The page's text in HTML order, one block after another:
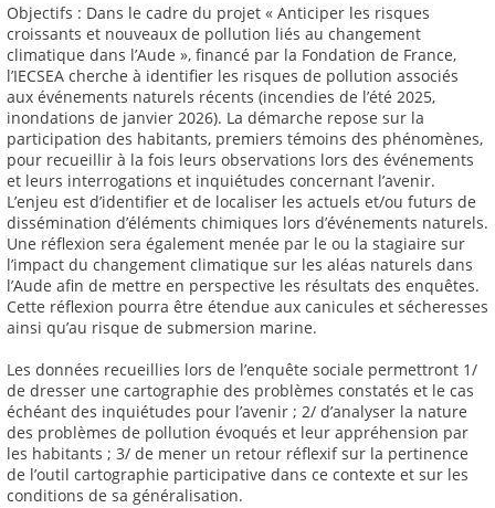
Objectifs : Dans le cadre du projet « Anticiper les risques
croissants et nouveaux de pollution liés au changement
climatique dans l’Aude », financé par la Fondation de France,
l’IECSEA cherche à identifier les risques de pollution associés
aux événements naturels récents (incendies de l’été 2025,
inondations de janvier 2026). La démarche repose sur la
participation des habitants, premiers témoins des phénomènes,
pour recueillir à la fois leurs observations lors des événements
et leurs interrogations et inquiétudes concernant l’avenir.
L’enjeu est d’identifier et de localiser les actuels et/ou futurs de
dissémination d’éléments chimiques lors d’événements naturels.
Une réflexion sera également menée par le ou la stagiaire sur
l’impact du changement climatique sur les aléas naturels dans
l’Aude afin de mettre en perspective les résultats des enquêtes.
Cette réflexion pourra être étendue aux canicules et sécheresses
ainsi qu’au risque de submersion marine.
Les données recueillies lors de l’enquête sociale permettront 1/
de dresser une cartographie des problèmes constatés et le cas
échéant des inquiétudes pour l’avenir ; 2/ d’analyser la nature
des problèmes de pollution évoqués et leur appréhension par
les habitants ; 3/ de mener un retour réflexif sur la pertinence
de l’outil cartographie participative dans ce contexte et sur les
conditions de sa généralisation.